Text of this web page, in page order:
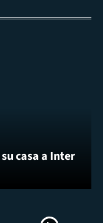
casa a Inter